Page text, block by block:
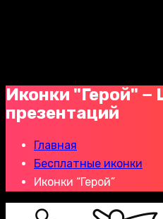
Иконки "Герой"
презентаций
Главная
Бесплатные иконки
Иконки “Герой”